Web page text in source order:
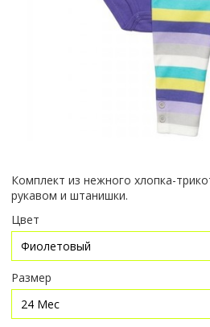
Комплект из нежного хлопка-
рукавом и штанишки.
Цвет
Размер